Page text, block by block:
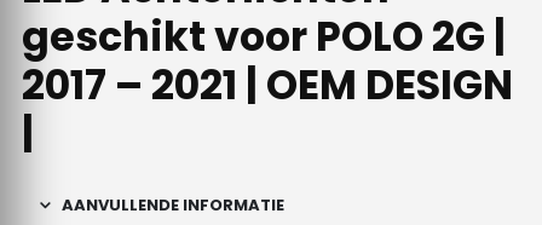
geschikt voor POLO 2G |
2017 – 2021 | OEM DESIGN
AANVULLENDE INFORMATIE